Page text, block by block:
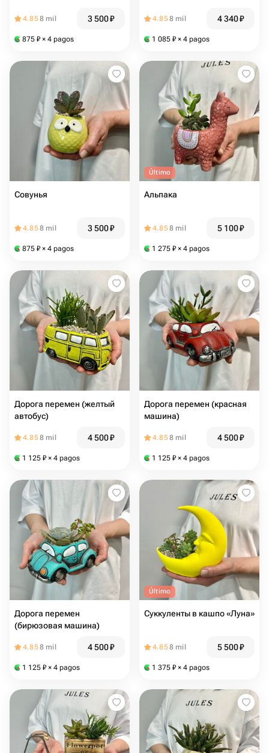
4.858 mil 3 500₽
875 ₽ × 4 pagos
4.858 mil 4 340₽
1 085 ₽ × 4 pagos
Совунья
4.858 mil 3 500₽
875 ₽ × 4 pagos
Último
Альпака
4.858 mil 5 100₽
1 275 ₽ × 4 pagos
Дорога перемен (желтый
автобус)
4.858 mil 4 500₽
1 125 ₽ × 4 pagos
Дорога перемен (красная
машина)
4.858 mil 4 500₽
1 125 ₽ × 4 pagos
Дорога перемен
(бирюзовая машина)
4.858 mil 4 500₽
1 125 ₽ × 4 pagos
Último
Суккуленты в кашпо «Луна»
4.858 mil 5 500₽
1 375 ₽ × 4 pagos